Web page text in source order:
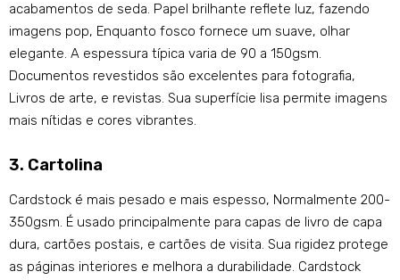
acabamentos de seda. Papel brilhante reflete luz, fazendo
imagens pop, Enquanto fosco fornece um suave, olhar
elegante. A espessura típica varia de 90 a 150gsm.
Documentos revestidos são excelentes para fotografia,
Livros de arte, e revistas. Sua superfície lisa permite imagens
mais nítidas e cores vibrantes.
3. Cartolina
Cardstock é mais pesado e mais espesso, Normalmente 200-
350gsm. É usado principalmente para capas de livro de capa
dura, cartões postais, e cartões de visita. Sua rigidez protege
as páginas interiores e melhora a durabilidade. Cardstock